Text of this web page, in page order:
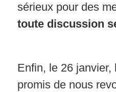
sérieux pour des
toute discussion
Enfin, le 26
promis de nous